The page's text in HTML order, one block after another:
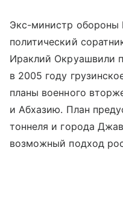
Экс-министр обороны
политический
Ираклий Окруашвили
в 2005 году
планы военного
и Абхазию. План
тоннеля и города
возможный подход